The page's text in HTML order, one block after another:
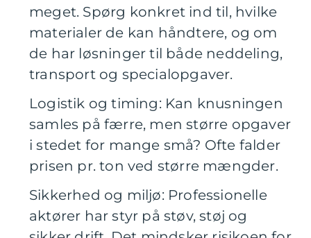
meget. Spørg konkret ind til, hvilke
materialer de kan håndtere, og om
de har løsninger til både neddeling,
transport og specialopgaver.
Logistik og timing: Kan knusningen
samles på færre, men større opgaver
i stedet for mange små? Ofte falder
prisen pr. ton ved større mængder.
Sikkerhed og miljø: Professionelle
aktører har styr på støv, støj og